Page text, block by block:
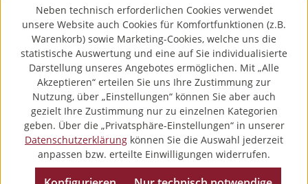
Neben technisch erforderlichen Cookies verwendet
unsere Website auch Cookies für Komfortfunktionen (z.B.
Warenkorb) sowie Marketing-Cookies, welche uns die
statistische Auswertung und eine auf Sie individualisierte
Darstellung unseres Angebotes ermöglichen. Mit „Alle
Akzeptieren“ erteilen Sie uns Ihre Zustimmung zur
Nutzung, über „Einstellungen“ können Sie aber auch
gezielt Ihre Zustimmung nur zu einzelnen Kategorien
geben. Über die „Privatsphäre-Einstellungen“ in unserer
Datenschutzerklärung können Sie die Auswahl jederzeit
anpassen bzw. erteilte Einwilligungen widerrufen.